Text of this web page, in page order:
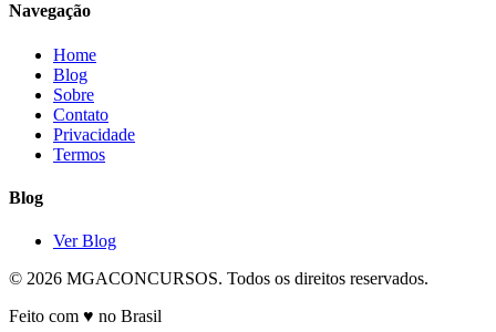
Navegação
Home
Blog
Sobre
Contato
Privacidade
Termos
Blog
Ver Blog
© 2026 MGACONCURSOS. Todos os direitos reservados.
Feito com ♥ no Brasil